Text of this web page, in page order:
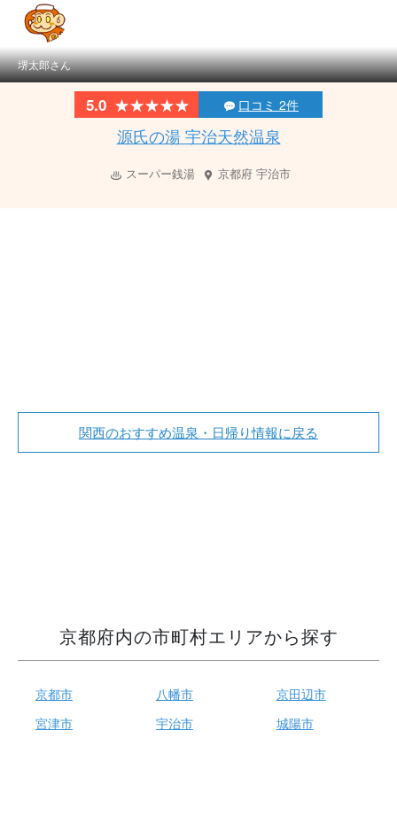
堺太郎さん
5.0 ★★★★★
★★★★★ 口コミ 2件
源氏の湯 宇治天然温泉
スーパー銭湯 京都府 宇治市
関西のおすすめ温泉・日帰り情報に戻る
京都府内の市町村エリアから探す
京都市 八幡市
京田辺市
宮津市
宇治市 城陽市